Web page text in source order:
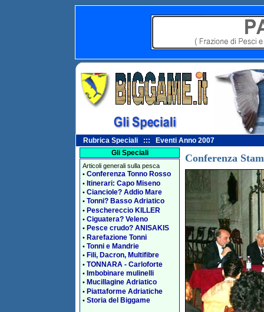
Rubrica Speciali ::: Eventi Anno 2007
Gli Speciali
Articoli generali sulla pesca
• Conferenza Tonno Rosso
• Itinerari: Capo Miseno
• Cianciole? Addio Mare
• Tonni? Basso Adriatico
• Peschereccio KILLER
• Ciguatera? Veleno
• Pesce crudo? ANISAKIS
• Rarefazione Tonni
• Tonni e Mandrie
• Fili, Dacron, Multifibre
• TONNARA - Carloforte
• Imbobinare mulinelli
• Mucillagine Adriatico
• Piattaforme Adriatiche
• Storia del Biggame
Conferenza